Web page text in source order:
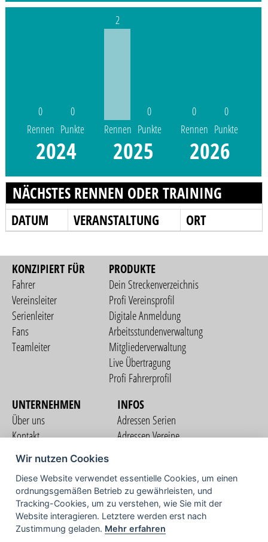
0
Rennen
0
Punkte
2024
2
Rennen
0
Punkte
2025
0
Rennen
0
Punkte
2026
NÄCHSTES RENNEN ODER TRAINING
DATUM VERANSTALTUNG ORT
KONZIPIERT FÜR
Fahrer
Vereinsleiter
Serienleiter
Fans
Teamleiter
PRODUKTE
Dein Streckenverzeichnis
Profi Vereinsprofil
Digitale Anmeldung
Arbeitsstundenverwaltung
Mitgliederverwaltung
Live Übertragung
Profi Fahrerprofil
UNTERNEHMEN
Über uns
Kontakt
Nutzungsbedingungen
Datenschutzerklärung
Impressum
INFOS
Adressen Serien
Adressen Vereine
COMMUNITY
Wir nutzen Cookies
Diese Website verwendet essentielle Cookies, um einen
ordnungsgemäßen Betrieb zu gewährleisten, und
Tracking-Cookies, um zu verstehen, wie Sie mit der
Website interagieren. Letztere werden erst nach
Zustimmung geladen. Mehr erfahren